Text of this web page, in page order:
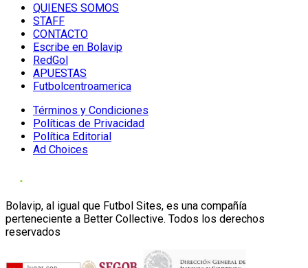
QUIENES SOMOS
STAFF
CONTACTO
Escribe en Bolavip
RedGol
APUESTAS
Futbolcentroamerica
Términos y Condiciones
Políticas de Privacidad
Política Editorial
Ad Choices
Bolavip, al igual que Futbol Sites, es una compañía
perteneciente a Better Collective. Todos los derechos
reservados